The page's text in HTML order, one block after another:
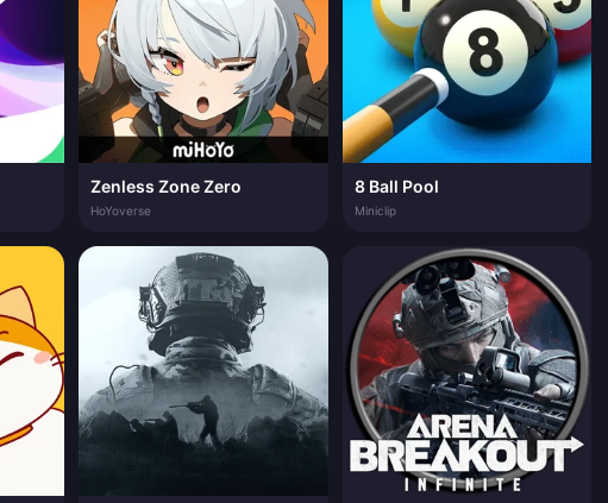
Zenless Zone Zero
HoYoverse
8 Ball Pool
Miniclip